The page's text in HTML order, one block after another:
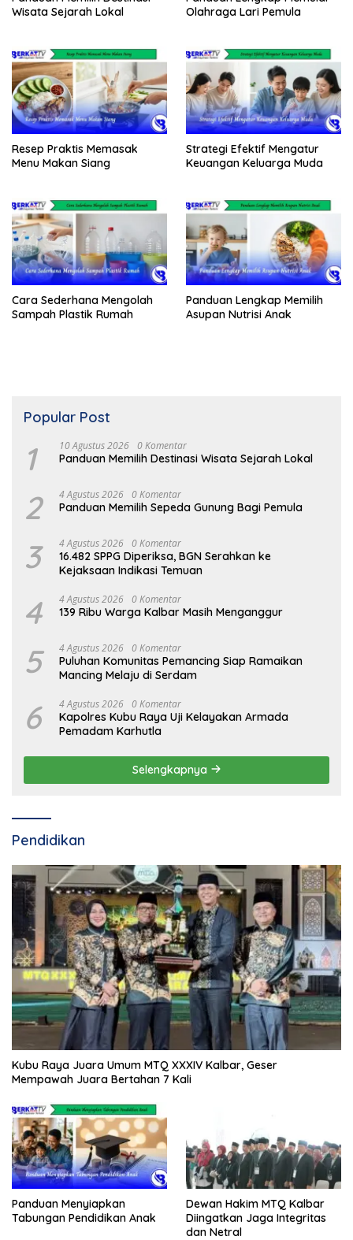
Wisata Sejarah Lokal
Olahraga Lari Pemula
Resep Praktis Memasak
Menu Makan Siang
Strategi Efektif Mengatur
Keuangan Keluarga Muda
Cara Sederhana Mengolah
Sampah Plastik Rumah
Panduan Lengkap Memilih
Asupan Nutrisi Anak
Popular Post
1 10 Agustus 2026 0 Komentar
Panduan Memilih Destinasi Wisata Sejarah Lokal
2 4 Agustus 2026 0 Komentar
Panduan Memilih Sepeda Gunung Bagi Pemula
3 4 Agustus 2026 0 Komentar
16.482 SPPG Diperiksa, BGN Serahkan ke
Kejaksaan Indikasi Temuan
4 4 Agustus 2026 0 Komentar
139 Ribu Warga Kalbar Masih Menganggur
5 4 Agustus 2026 0 Komentar
Puluhan Komunitas Pemancing Siap Ramaikan
Mancing Melaju di Serdam
6 4 Agustus 2026 0 Komentar
Kapolres Kubu Raya Uji Kelayakan Armada
Pemadam Karhutla
Selengkapnya
Pendidikan
Kubu Raya Juara Umum MTQ XXXIV Kalbar, Geser
Mempawah Juara Bertahan 7 Kali
Panduan Menyiapkan
Tabungan Pendidikan Anak
Dewan Hakim MTQ Kalbar
Diingatkan Jaga Integritas
dan Netral